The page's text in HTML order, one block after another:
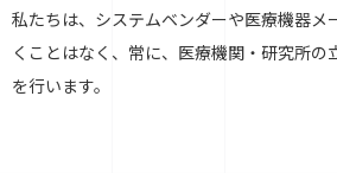
私たちは、システムベンダーや医療機器メ
くことはなく、常に、医療機関・研究所の
を行います。